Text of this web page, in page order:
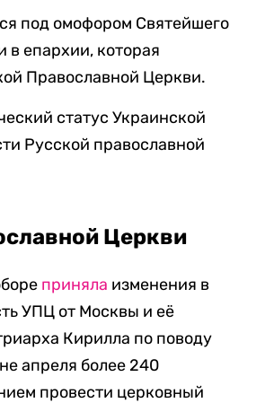
под омофором Святейшего
в епархии, которая
Православной Церкви.
статус Украинской
Русской православной
Церкви
приняла изменения в
УПЦ от Москвы и её
Кирилла по поводу
апреля более 240
провести церковный